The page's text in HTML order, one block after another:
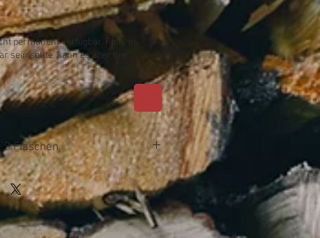
permanent verfügbar. Falls es
sein sollte, kann es aber hier
3 Flaschen